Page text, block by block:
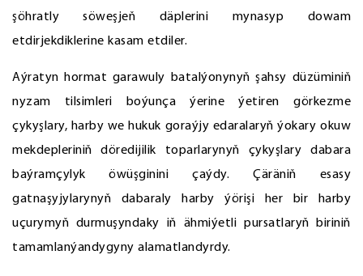
şöhratly söweşjeň däplerini mynasyp dowam
etdirjekdiklerine kasam etdiler.
Aýratyn hormat garawuly batalýonynyň şahsy düzüminiň
nyzam tilsimleri boýunça ýerine ýetiren görkezme
çykyşlary, harby we hukuk goraýjy edaralaryň ýokary okuw
mekdepleriniň döredijilik toparlarynyň çykyşlary dabara
baýramçylyk öwüşginini çaýdy. Çäräniň esasy
gatnaşyjylarynyň dabaraly harby ýörişi her bir harby
uçurymyň durmuşyndaky iň ähmiýetli pursatlaryň biriniň
tamamlanýandygyny alamatlandyrdy.